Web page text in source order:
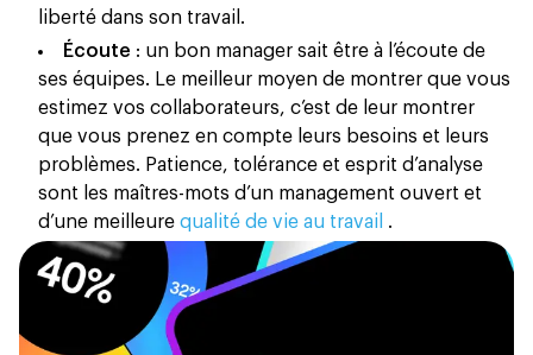
liberté dans son travail.
Écoute : un bon manager sait être à l’écoute de
ses équipes. Le meilleur moyen de montrer que vous
estimez vos collaborateurs, c’est de leur montrer
que vous prenez en compte leurs besoins et leurs
problèmes. Patience, tolérance et esprit d’analyse
sont les maîtres-mots d’un management ouvert et
d’une meilleure qualité de vie au travail .